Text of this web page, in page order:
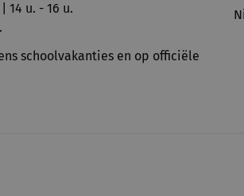
14 u. - 16 u.
schoolvakanties en op officiële